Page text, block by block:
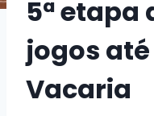
5ª etapa
jogos
Vacaria